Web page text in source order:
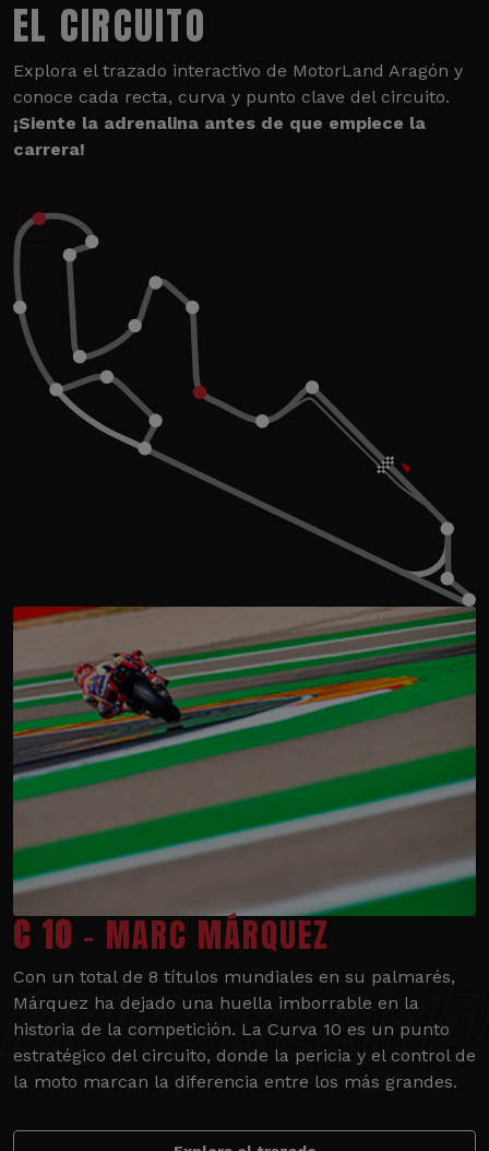
EL CIRCUITO
Explora el trazado interactivo de MotorLand Aragón y
conoce cada recta, curva y punto clave del circuito.
¡Siente la adrenalina antes de que empiece la
carrera!
C 10 - MARC MÁRQUEZ
Con un total de 8 títulos mundiales en su palmarés,
Márquez ha dejado una huella imborrable en la
historia de la competición. La Curva 10 es un punto
estratégico del circuito, donde la pericia y el control de
la moto marcan la diferencia entre los más grandes.